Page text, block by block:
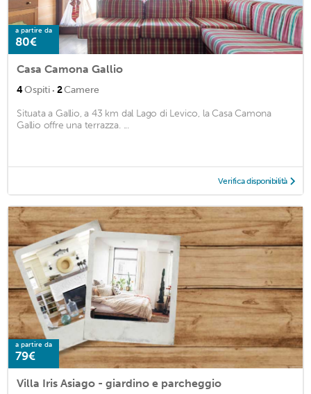
a partire da
80€
Casa Camona Gallio
4Ospiti · 2Camere
Situata a Gallio, a 43 km dal Lago di Levico, la Casa Camona
Gallio offre una terrazza. ...
Verifica disponibilità
a partire da
79€
Villa Iris Asiago - giardino e parcheggio